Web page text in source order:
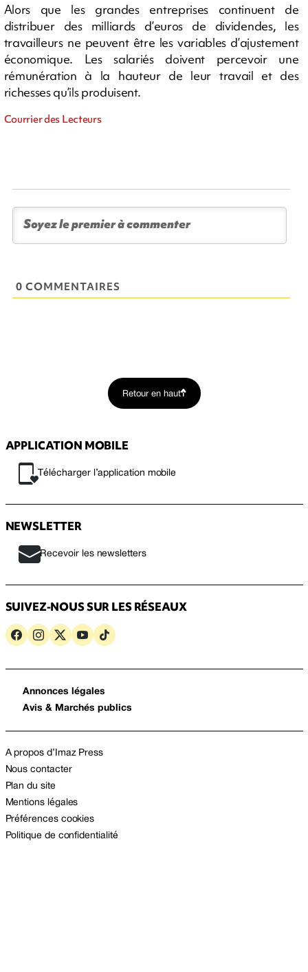
Alors que les grandes entreprises continuent de
distribuer des milliards d’euros de dividendes, les
travailleurs ne peuvent être les variables d’ajustement
économique. Les salariés doivent percevoir une
rémunération à la hauteur de leur travail et des
richesses qu’ils produisent.
Courrier des Lecteurs
0 COMMENTAIRES
Retour en haut
APPLICATION MOBILE
Télécharger l’application mobile
NEWSLETTER
Recevoir les newsletters
SUIVEZ-NOUS SUR LES RÉSEAUX
Annonces légales
Avis & Marchés publics
A propos d’Imaz Press
Nous contacter
Plan du site
Mentions légales
Préférences cookies
Politique de confidentialité